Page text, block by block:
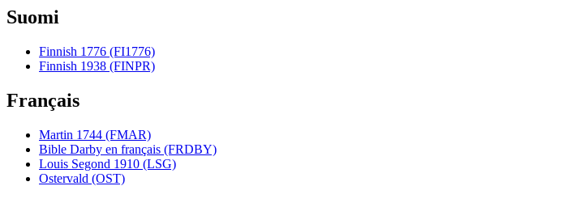
Suomi
Finnish 1776 (FI1776)
Finnish 1938 (FINPR)
Français
Martin 1744 (FMAR)
Bible Darby en français (FRDBY)
Louis Segond 1910 (LSG)
Ostervald (OST)